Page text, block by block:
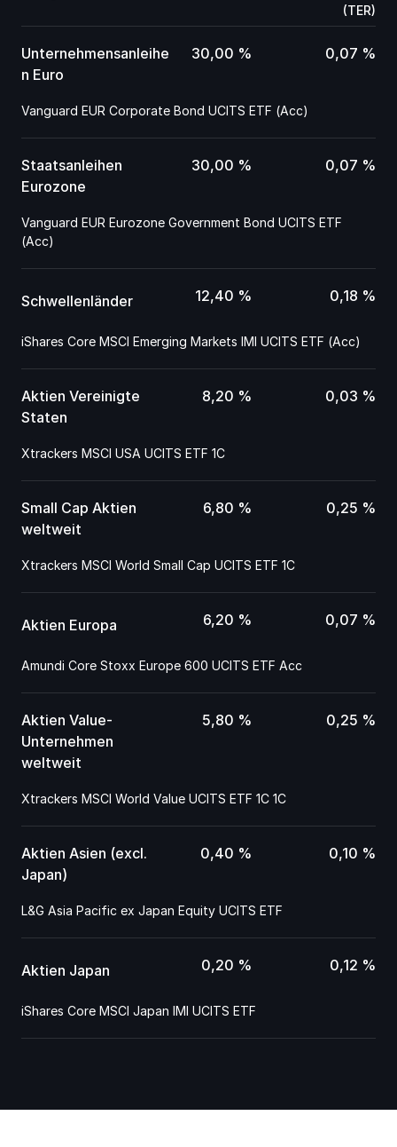
(TER)
Unternehmensanleihe
n Euro
30,00 % 0,07 %
Vanguard EUR Corporate Bond UCITS ETF (Acc)
Staatsanleihen
Eurozone
30,00 % 0,07 %
Vanguard EUR Eurozone Government Bond UCITS ETF
(Acc)
Schwellenländer 12,40 % 0,18 %
iShares Core MSCI Emerging Markets IMI UCITS ETF (Acc)
Aktien Vereinigte
Staten
8,20 % 0,03 %
Xtrackers MSCI USA UCITS ETF 1C
Small Cap Aktien
weltweit
6,80 % 0,25 %
Xtrackers MSCI World Small Cap UCITS ETF 1C
Aktien Europa 6,20 % 0,07 %
Amundi Core Stoxx Europe 600 UCITS ETF Acc
Aktien Value-
Unternehmen
weltweit
5,80 % 0,25 %
Xtrackers MSCI World Value UCITS ETF 1C 1C
Aktien Asien (excl.
Japan)
0,40 % 0,10 %
L&G Asia Pacific ex Japan Equity UCITS ETF
Aktien Japan 0,20 % 0,12 %
iShares Core MSCI Japan IMI UCITS ETF